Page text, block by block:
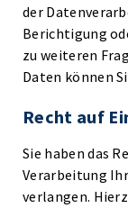
der
Berichtigung
zu weiteren
Daten können
Recht auf
Sie haben das
Verarbeitung
verlangen.